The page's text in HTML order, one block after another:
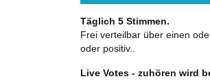
Täglich 5 Stimmen.
Frei verteilbar über einen
oder positiv..
Live Votes - zuhören wird